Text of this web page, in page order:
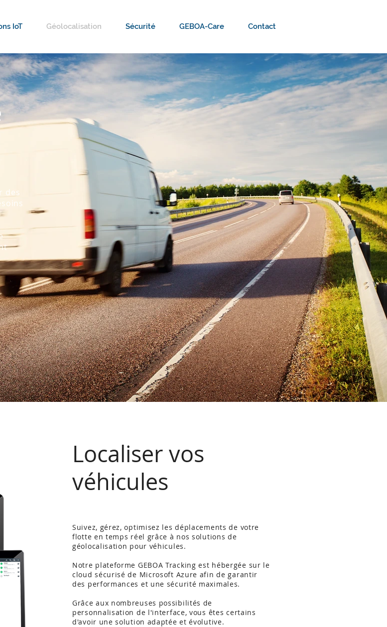
IoT Géolocalisation Sécurité GEBOA-Care Contact
des
Localiser vos
véhicules
Suivez, gérez, optimisez les déplacements de votre
flotte en temps réel grâce à nos solutions de
géolocalisation pour véhicules.
Notre plateforme GEBOA Tracking est hébergée sur le
cloud sécurisé de Microsoft Azure afin de garantir
des performances et une sécurité maximales.
Grâce aux nombreuses possibilités de
personnalisation de l'interface, vous êtes certains
d'avoir une solution adaptée et évolutive.